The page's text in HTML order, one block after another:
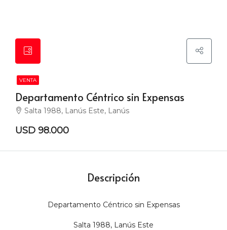
VENTA
Departamento Céntrico sin Expensas
Salta 1988, Lanús Este, Lanús
USD 98.000
Descripción
Departamento Céntrico sin Expensas
Salta 1988, Lanús Este